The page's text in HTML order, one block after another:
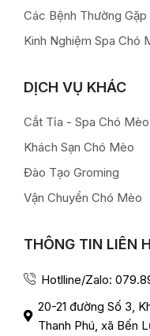
Các Bệnh Thường Gặp
Kinh Nghiệm Spa Chó
DỊCH VỤ KHÁC
Cắt Tỉa - Spa Chó Mèo
Khách Sạn Chó Mèo
Đào Tạo Groming
Vận Chuyển Chó Mèo
THÔNG TIN LIÊN
Hotlline/Zalo:
20-21 đường Số 3,
Thanh Phú, xã Bến